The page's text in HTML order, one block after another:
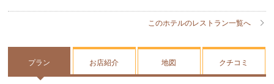
このホテルのレストラン一覧へ
プラン お店紹介 地図 クチコミ